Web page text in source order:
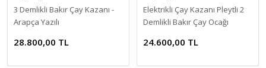
3 Demlikli Bakır Çay Kazanı -
Arapça Yazılı
28.800,00 TL
Elektrikli Çay Kazanı Pleytli 2
Demlikli Bakır Çay Ocağı
24.600,00 TL